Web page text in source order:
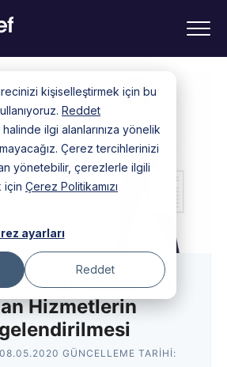
kişiselleştirmek için bu
Reddet
ilgi alanlarınıza yönelik
Çerez tercihlerinizi
yönetebilir, çerezlerle ilgili
için Çerez Politikamızı
ayarları
Reddet
Kişilerden
Hizmetlerin
08.05.2020 GÜNCELLEME TARIHI: